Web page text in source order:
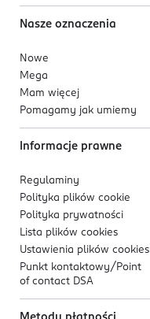
Nasze oznaczenia
Nowe
Mega
Mam więcej
Pomagamy jak umiemy
Informacje prawne
Regulaminy
Polityka plików cookie
Polityka prywatności
Lista plików cookies
Ustawienia plików cookies
Punkt kontaktowy/ Point
of contact DSA